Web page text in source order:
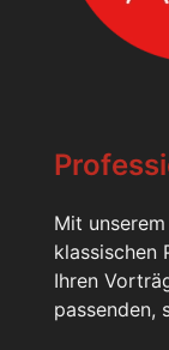
Mit
klassischen
Ihren
passenden,